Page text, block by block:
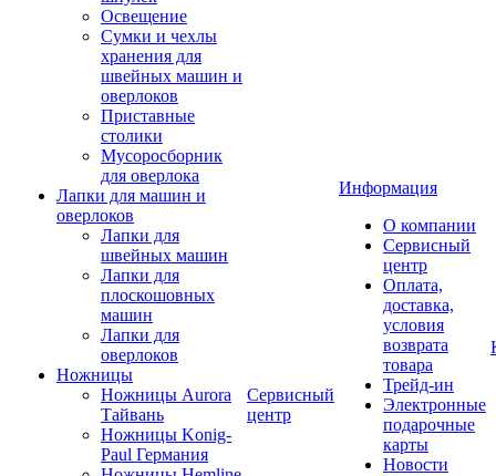
Освещение
Сумки и чехлы
хранения для
швейных машин и
оверлоков
Приставные
столики
Мусоросборник
для оверлока
Лапки для машин и
оверлоков
Лапки для
швейных машин
Лапки для
плоскошовных
машин
Лапки для
оверлоков
Ножницы
Ножницы Aurora
Тайвань
Ножницы Konig-
Paul Германия
Сервисный
центр
Информация
О компании
Сервисный
центр
Оплата,
доставка,
условия
возврата
товара
Трейд-ин
Электронные
подарочные
карты
Новости